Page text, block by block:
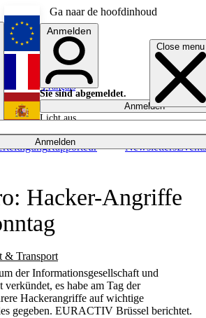
Ga naar de hoofdinhoud
Close menu
Anmelden
& Transport
Rapporteur NewslettersEvents
English
Français
Anmelden
Sie sind abgemeldet.
Anmelden
Licht aus
Hacker-Angriffe
der Informationsgesellschaft und
es habe am Tag der
Hackerangriffe auf wichtige
gegeben. EURACTIV Brüssel berichtet.